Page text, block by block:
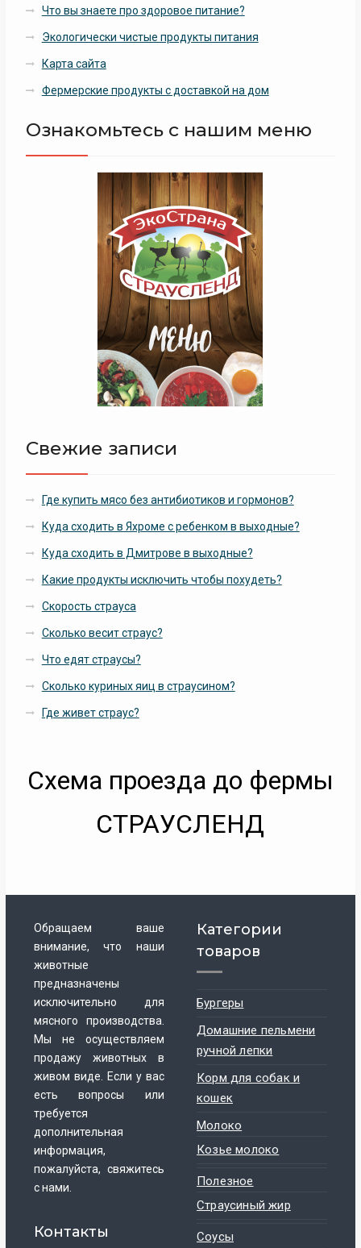
Что вы знаете про здоровое питание?
Экологически чистые продукты питания
Карта сайта
Фермерские продукты с доставкой на дом
Ознакомьтесь с нашим меню
Свежие записи
Где купить мясо без антибиотиков и гормонов?
Куда сходить в Яхроме с ребенком в выходные?
Куда сходить в Дмитрове в выходные?
Какие продукты исключить чтобы похудеть?
Скорость страуса
Сколько весит страус?
Что едят страусы?
Сколько куриных яиц в страусином?
Где живет страус?
Схема проезда до фермы
СТРАУСЛЕНД
Обращаем ваше
внимание, что наши
животные
предназначены
исключительно для
мясного производства.
Мы не осуществляем
продажу животных в
живом виде. Если у вас
есть вопросы или
требуется
дополнительная
информация,
пожалуйста, свяжитесь
с нами.
Контакты
Категории
товаров
Бургеры
Домашние пельмени
ручной лепки
Корм для собак и
кошек
Молоко
Козье молоко
Полезное
Страусиный жир
Соусы